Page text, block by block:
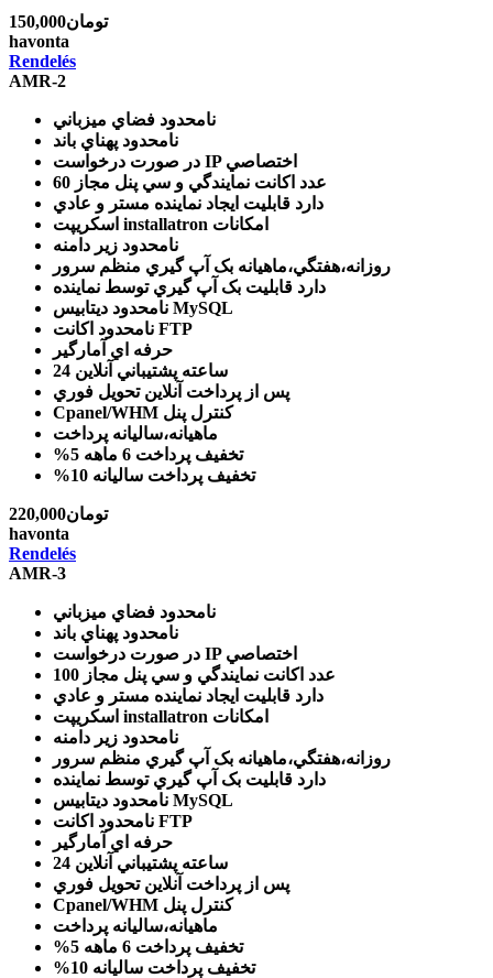
150,000تومان
havonta
Rendelés
AMR-2
نامحدود فضاي ميزباني
نامحدود پهناي باند
در صورت درخواست
IP اختصاصي
60 عدد اکانت نمايندگي و سي پنل مجاز
دارد قابليت ايجاد نماينده مستر و عادي
اسکريپت installatron امکانات
نامحدود زير دامنه
روزانه،هفتگي،ماهيانه بک آپ گيري منظم سرور
دارد قابليت بک آپ گيري توسط نماينده
نامحدود ديتابيس MySQL
نامحدود اکانت FTP
حرفه اي آمارگير
24 ساعته پشتيباني آنلاين
پس از پرداخت آنلاين تحويل فوري
Cpanel/WHM کنترل پنل
ماهيانه،ساليانه پرداخت
%5
تخفيف پرداخت 6 ماهه
%10 تخفيف پرداخت ساليانه
220,000تومان
havonta
Rendelés
AMR-3
نامحدود فضاي ميزباني
نامحدود پهناي باند
در صورت درخواست
IP اختصاصي
100 عدد اکانت نمايندگي و سي پنل مجاز
دارد قابليت ايجاد نماينده مستر و عادي
اسکريپت installatron امکانات
نامحدود زير دامنه
روزانه،هفتگي،ماهيانه بک آپ گيري منظم سرور
دارد قابليت بک آپ گيري توسط نماينده
نامحدود ديتابيس MySQL
نامحدود اکانت FTP
حرفه اي آمارگير
24 ساعته پشتيباني آنلاين
پس از پرداخت آنلاين تحويل فوري
Cpanel/WHM کنترل پنل
ماهيانه،ساليانه پرداخت
%5
تخفيف پرداخت 6 ماهه
%10 تخفيف پرداخت ساليانه